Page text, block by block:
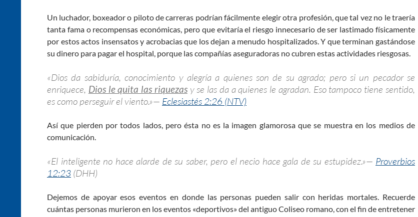
Un luchador, boxeador o piloto de carreras podrían fácilmente elegir otra profesión, que tal vez no le traería
tanta fama o recompensas económicas, pero que evitaría el riesgo innecesario de ser lastimado físicamente
por estos actos insensatos y acrobacias que los dejan a menudo hospitalizados. Y que terminan gastándose
su dinero para pagar el hospital, porque las compañías aseguradoras no cubren estas actividades riesgosas.
«Dios da sabiduría, conocimiento y alegría a quienes son de su agrado; pero si un pecador se
enriquece, Dios le quita las riquezasy se las da a quienes le agradan. Eso tampoco tiene sentido,
es como perseguir el viento.»— Eclesiastés 2:26 (NTV)
Así que pierden por todos lados, pero ésta no es la imagen glamorosa que se muestra en los medios de
comunicación.
«El inteligente no hace alarde de su saber, pero el necio hace gala de su estupidez.»— Proverbios
12:23 (DHH)
Dejemos de apoyar esos eventos en donde las personas pueden salir con heridas mortales. Recuerde
cuántas personas murieron en los eventos «deportivos» del antiguo Coliseo romano, con el fin de entretener